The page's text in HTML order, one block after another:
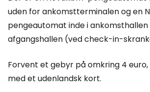
uden for ankomstterminalen og en
pengeautomat inde i ankomsthallen
afgangshallen (ved check-in-
Forvent et gebyr på omkring 4
med et udenlandsk kort.